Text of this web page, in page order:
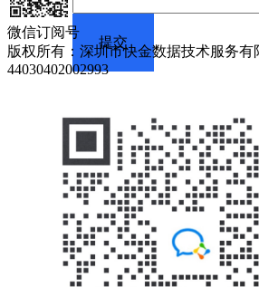
微信订阅号
版权所有：深圳市快金数据技术服务有
44030402002993